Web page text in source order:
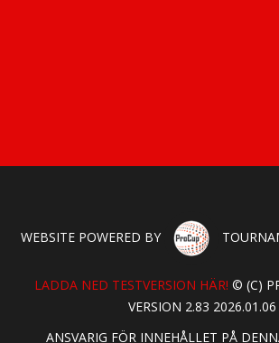
WEBSITE POWERED BY
LADDA NED TESTVERSION HÄR! © (C)
VERSION 2.83 2026.01.06
ANSVARIG FÖR INNEHÅLLET PÅ